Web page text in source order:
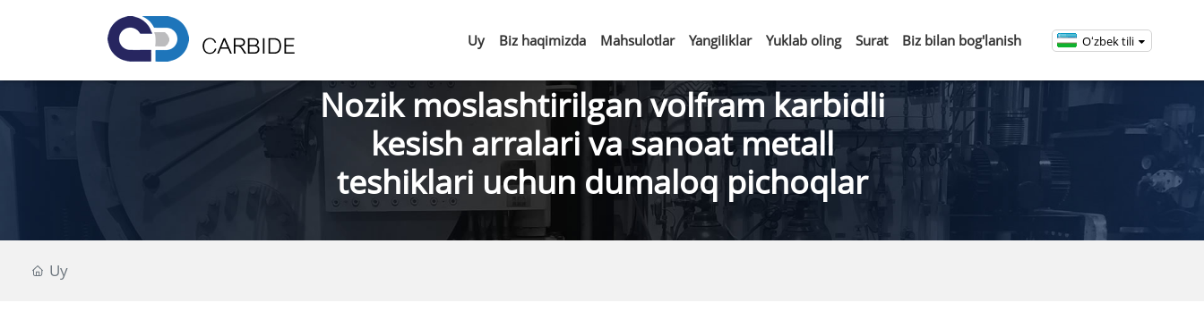
Uy Biz haqimizda Mahsulotlar Yangiliklar Yuklab oling Surat Biz bilan bog'lanish Oʻzbek tili
Nozik moslashtirilgan volfram karbidli
kesish arralari va sanoat metall
teshiklari uchun dumaloq pichoqlar
Uy